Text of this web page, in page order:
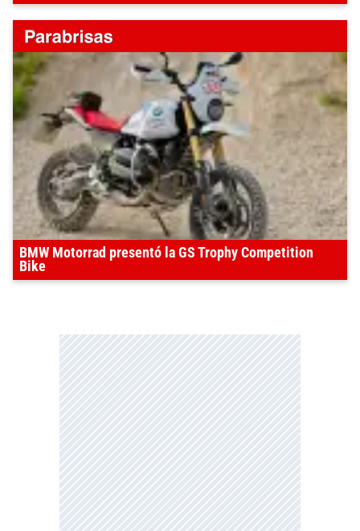
BMW Motorrad presentó la GS Trophy Competition
Bike